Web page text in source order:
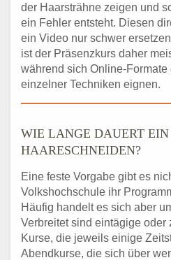
der Haarsträhne zeigen und
ein Fehler entsteht. Diesen
ein Video nur schwer
ist der Präsenzkurs daher
während sich Online-Formate
einzelner Techniken eignen.
WIE LANGE DAUERT
HAARESCHNEIDEN?
Eine feste Vorgabe gibt es
Volkshochschule ihr
Häufig handelt es sich aber
Verbreitet sind eintägige
Kurse, die jeweils einige
Abendkurse, die sich über